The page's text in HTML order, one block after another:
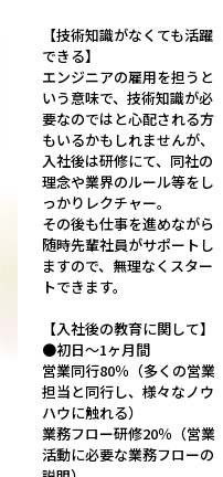
【技術知識がなくても活躍
できる】
エンジニアの雇用を担うと
いう意味で、技術知識が必
要なのではと心配される方
もいるかもしれませんが、
入社後は研修にて、同社の
理念や業界のルール等をし
っかりレクチャー。
その後も仕事を進めながら
随時先輩社員がサポートし
ますので、無理なくスター
トできます。
【入社後の教育に関して】
●初日～1ヶ月間
営業同行80％（多くの営業
担当と同行し、様々なノウ
ハウに触れる）
業務フロー研修20％（営業
活動に必要な業務フローの